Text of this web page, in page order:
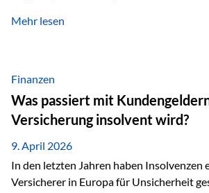
Modernes Value Investing als Grundlage
Fokus stehen Unternehmen, deren
inneren Wert liegt. Neben klassischen
Bewertungskennzahlen werden auch
wie Geschäftsmodell,
Managementqualität…
Mehr lesen
Finanzen
Was passiert mit
Versicherung insolvent wird?
9. April 2026
In den letzten Jahren haben Insolvenzen
Versicherer in Europa für Unsicherheit